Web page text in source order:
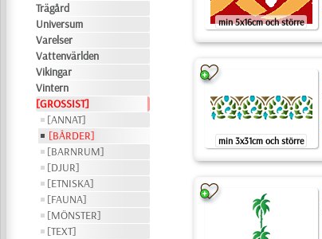
Trägård
Universum
Varelser
Vattenvärlden
Vikingar
Vintern
[GROSSIST]
[ANNAT]
[BÅRDER]
[BARNRUM]
[DJUR]
[ETNISKA]
[FAUNA]
[MÖNSTER]
[TEXT]
min 5x16cm och större
min 3x31cm och större